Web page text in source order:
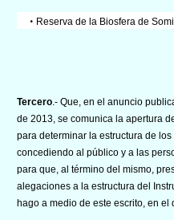
• Reserva de la Biosfera de
Tercero.- Que, en el anuncio
de 2013, se comunica la apertura
para determinar la estructura de
concediendo al público y a las
para que, al término del mismo,
alegaciones a la estructura del
hago a medio de este escrito, en